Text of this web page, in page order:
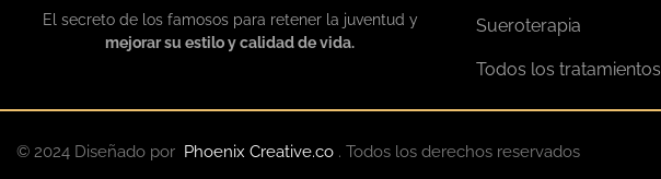
El secreto de los famosos para retener la juventud y
mejorar su estilo y calidad de vida.
Sueroterapia
Todos los tratamientos
© 2024 Diseñado por Phoenix Creative.co . Todos los derechos reservados